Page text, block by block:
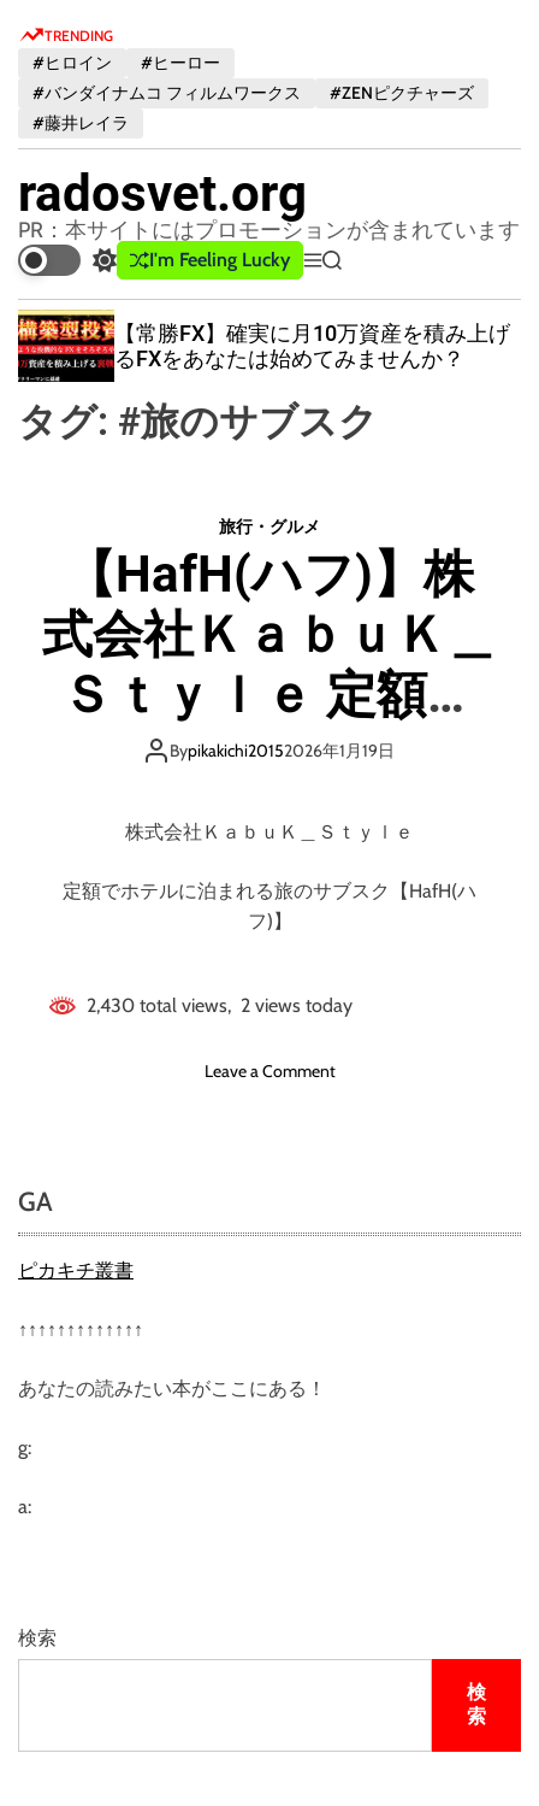
TRENDING
#ヒロイン
#ヒーロー
#バンダイナムコ フィルムワークス
#ZENピクチャーズ
#藤井レイラ
radosvet.org
PR：本サイトにはプロモーションが含まれています
S
w
i
t
c
c
o
e
I'm Feeling Lucky
M
e
u
S
e
r
c
【常勝FX】確実に月10万資産を積み上げ
るFXをあなたは始めてみませんか？
タグ: #旅のサブスク
旅行・グルメ
【HafH(ハフ)】株
式会社ＫａｂｕＫ＿
Ｓｔｙｌｅ 定額で
ホテルに泊まれる
旅のサブスク
Bypikakichi20152026年1月19日
株式会社ＫａｂｕＫ＿Ｓｔｙｌｅ
定額でホテルに泊まれる旅のサブスク【HafH(ハ
フ)】
2,430 total views, 2 views today
Leave a Commento
H
ｅ
GA
ピカキチ叢書
↑↑↑↑↑↑↑↑↑↑↑↑↑
あなたの読みたい本がここにある！
g:
a:
検索
検
索